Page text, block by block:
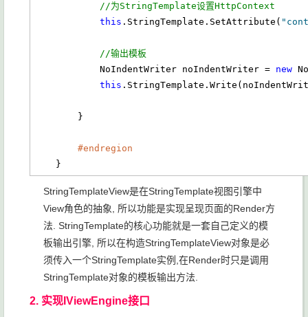
//为StringTemplate设置HttpContext
this .StringTemplate.SetAttribute(
//输出模板
            NoIndentWriter noIndentWriter =
new
this
#endregion
    }
StringTemplateView是在StringTemplate视图引擎中
View角色的抽象, 所以功能是实现呈现页面的Render方
法. StringTemplate的核心功能就是一套自己定义的模
板输出引擎, 所以在构造StringTemplateView对象是必
须传入一个StringTemplate实例,在Render时只是调用
StringTemplate对象的模板输出方法.
2. 实现IViewEngine接口